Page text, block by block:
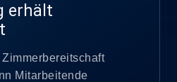
erhält
Mitarbeitende